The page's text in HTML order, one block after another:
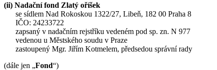
(ii) Nadační fond Zlatý oříšek
se sídlem Nad Rokoskou 1322/27, Libeň, 182 00 Praha 8
IČO: 24233722
zapsaný v nadačním rejstříku vedeném pod sp. zn. N 977
vedenou u Městského soudu v Praze
zastoupený Mgr. Jiřím Kotmelem, předsedou správní rady
(dále jen „Fond“)